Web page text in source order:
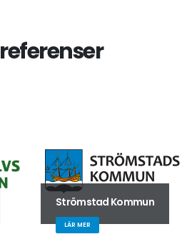
referenser
Strömstad Kommun
LÄR MER